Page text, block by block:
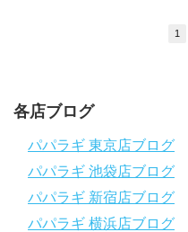
ダイビングのこんな情報を
～～～～～～～～～～～～～
1986年創業！国内最大規模の
徹底した安全管理と、国内
センス認定実績。
～～～～～～～～～～～～
【スマホで見れるWebマニュ
1
各店ブログ
パパラギ 東京店ブログ
パパラギ 池袋店ブログ
パパラギ 新宿店ブログ
パパラギ 横浜店ブログ